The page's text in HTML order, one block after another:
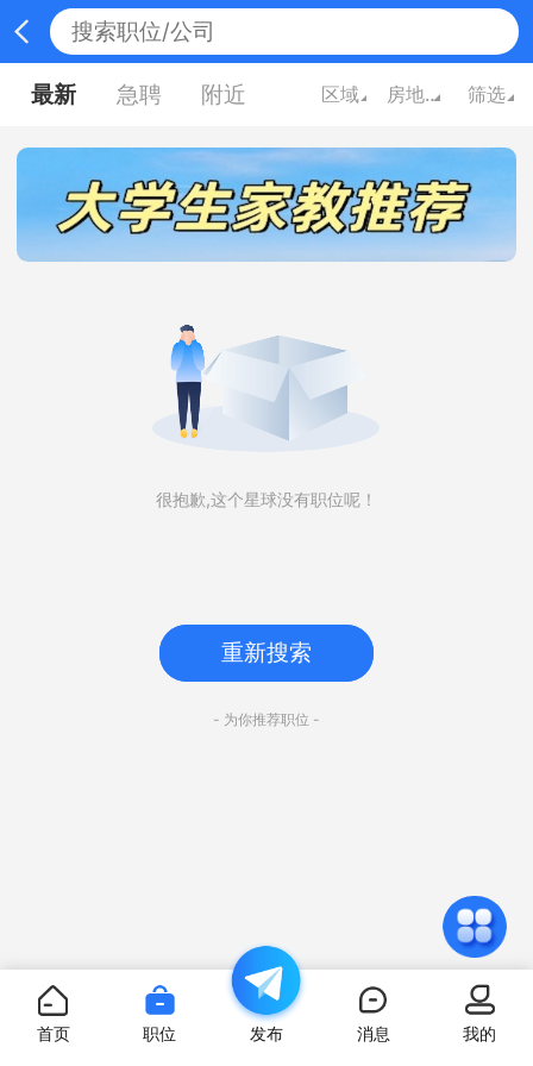
最新 急聘 附近 区域 房地产/建筑 筛选
很抱歉,这个星球没有职位呢！
重新搜索
- 为你推荐职位 -
首页 职位 发布 消息 我的